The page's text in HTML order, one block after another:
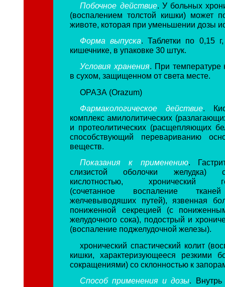
Побочное действие. У больных
(воспалением толстой кишки) может
животе, которая при уменьшении дозы
Форма выпуска. Таблетки по 0,15
кишечнике, в упаковке 30 штук.
Условия хранения. При
в сухом, защищенном от света месте.
ОРАЗА (Orazum)
Фармакологическое действие.
комплекс амилолитических
и протеолитических (расщепляющих
способствующий перевариванию
веществ.
Показания к применению.
слизистой оболочки желудка)
кислотностью, хронический
(сочетанное воспаление
желчевыводяших путей), язвенная
пониженной секрецией (с
желудочного сока), подострый и
(воспаление поджелудочной железы).
хронический спастический колит
кишки, характеризующееся резкими
сокращениями) со склонностью к
Способ применения и дозы.